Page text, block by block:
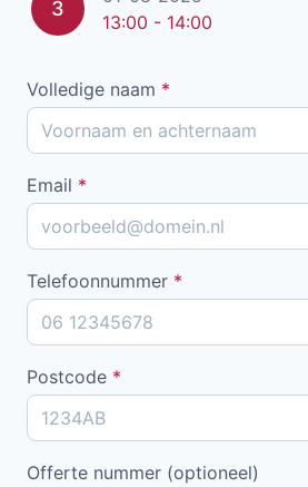
3
13:00 - 14:00
Volledige naam *
Email *
Telefoonnummer *
Postcode *
Offerte nummer (optioneel)